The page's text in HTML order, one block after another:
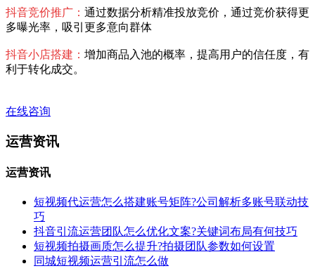
抖音竞价推广： 通过数据分析精准投放竞价，通过竞价获得更
多曝光率，吸引更多意向群体
抖音小店搭建： 增加商品入池的概率，提高用户的信任度，有
利于转化成交。
在线咨询
运营资讯
运营资讯
短视频代运营怎么搭建账号矩阵?公司解析多账号联动技
巧
抖音引流运营团队怎么优化文案?关键词布局有何技巧
短视频拍摄画质怎么提升?拍摄团队参数如何设置
同城短视频运营引流怎么做